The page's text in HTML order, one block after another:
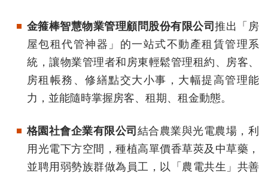
金箍棒智慧物業管理顧問股份有限公司推出「房
屋包租代管神器」的一站式不動產租賃管理系
統，讓物業管理者和房東輕鬆管理租約、房客、
房租帳務、修繕點交大小事，大幅提高管理能
⼒，並能隨時掌握房客、租期、租金動態。
格園社會企業有限公司結合農業與光電農場，利
用光電下方空間，種植高單價香草莢及中草藥，
並聘用弱勢族群做為員工，以「農電共生」共善